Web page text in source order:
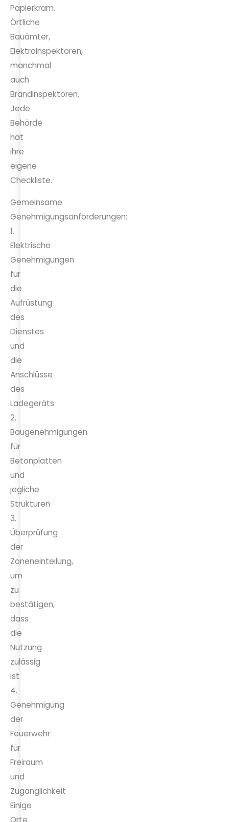
Papierkram.
Örtliche
Bauämter,
Elektroinspektoren,
manchmal
auch
Brandinspektoren.
Jede
Behörde
hat
ihre
eigene
Checkliste.
Gemeinsame
Genehmigungsanforderungen:
1.
Elektrische
Genehmigungen
für
die
Aufrüstung
des
Dienstes
und
die
Anschlüsse
des
Ladegeräts
2.
Baugenehmigungen
für
Betonplatten
und
jegliche
Strukturen
3.
Überprüfung
der
Zoneneinteilung,
um
zu
bestätigen,
dass
die
Nutzung
zulässig
ist
4.
Genehmigung
der
Feuerwehr
für
Freiraum
und
Zugänglichkeit
Einige
Orte